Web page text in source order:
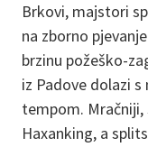
Brkovi, majstori
na zborno
brzinu požeško-
iz Padove dolazi s
tempom.
Haxanking, a